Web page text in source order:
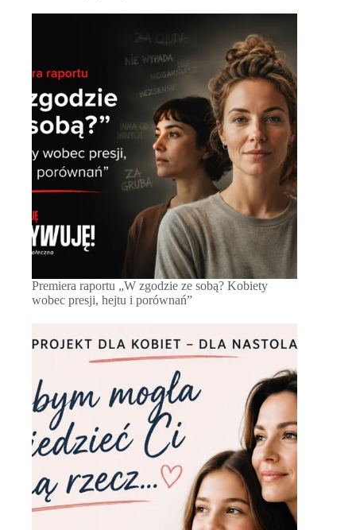
Premiera raportu „W zgodzie ze sobą? Kobiety
wobec presji, hejtu i porównań”